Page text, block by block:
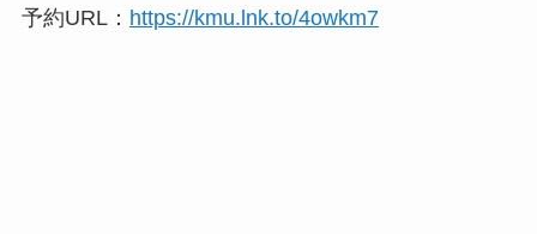
予約URL： https://kmu.lnk.to/4owkm7